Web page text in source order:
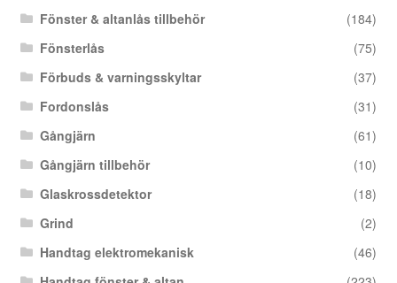
Fönster & altanlås tillbehör
(184)
Fönsterlås
(75)
Förbuds & varningsskyltar
(37)
Fordonslås
(31)
Gångjärn
(61)
Gångjärn tillbehör
(10)
Glaskrossdetektor
(18)
Grind
(2)
Handtag elektromekanisk
(46)